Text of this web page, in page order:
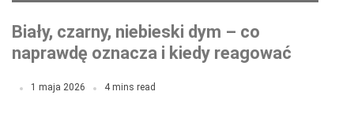
Biały, czarny, niebieski dym – co
naprawdę oznacza i kiedy reagować
1 maja 2026 4 mins read